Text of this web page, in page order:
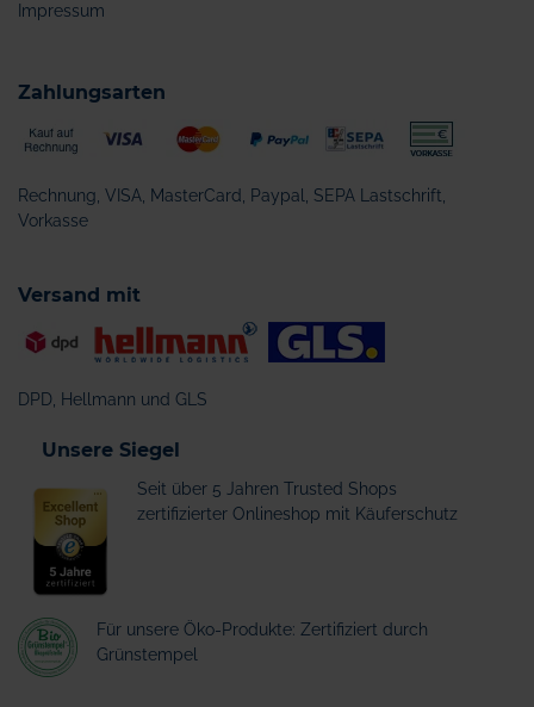
Impressum
Zahlungsarten
Rechnung, VISA, MasterCard, Paypal, SEPA Lastschrift,
Vorkasse
Versand mit
DPD, Hellmann und GLS
Unsere Siegel
Seit über 5 Jahren Trusted Shops
zertifizierter Onlineshop mit Käuferschutz
Für unsere Öko-Produkte: Zertifiziert durch
Grünstempel